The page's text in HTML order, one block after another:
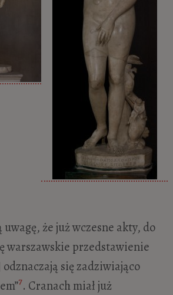
uwagę, że już wczesne akty, do
warszawskie przedstawienie
się zadziwiająco
7. Cranach miał już